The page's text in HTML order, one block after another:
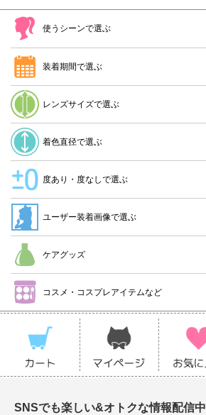
使うシーンで選ぶ
装着期間で選ぶ
レンズサイズで選ぶ
着色直径で選ぶ
度あり・度なしで選ぶ
ユーザー装着画像で選ぶ
ケアグッズ
コスメ・コスプレアイテムなど
SNSでも楽しい&オトクな情報配信中